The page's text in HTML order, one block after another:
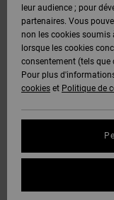
leur audience ; pour
partenaires. Vous
non les cookies soumis
lorsque les cookies
consentement (tels que
Pour plus
cookies et Politique de